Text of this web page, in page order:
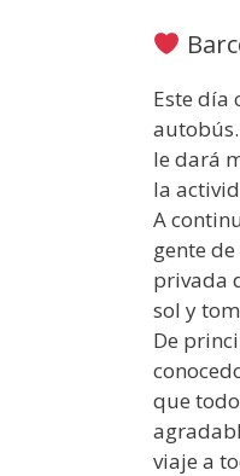
Este día
le dará
la
A
gente
privada
sol y
De
que
viaje a